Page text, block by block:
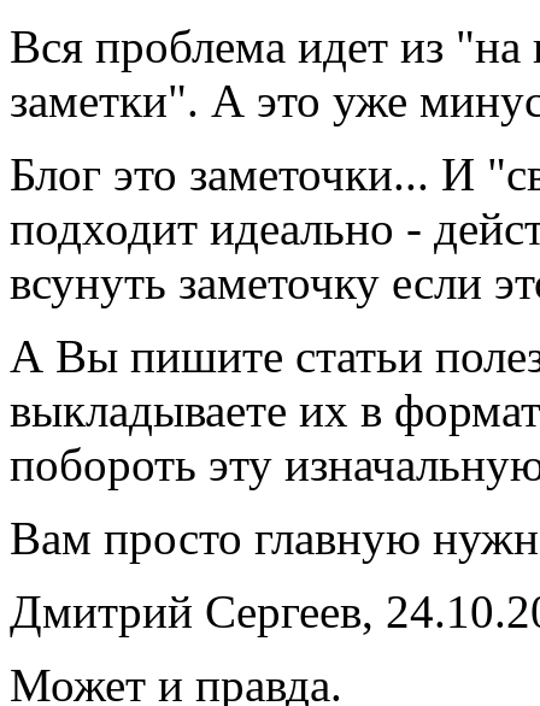
Вся проблема идет из "на
заметки". А это уже
Блог это заметочки... И
подходит идеально -
всунуть заметочку если
А Вы пишите статьи
выкладываете их в
побороть эту
Вам просто главную
Дмитрий Сергеев,
Может и правда.